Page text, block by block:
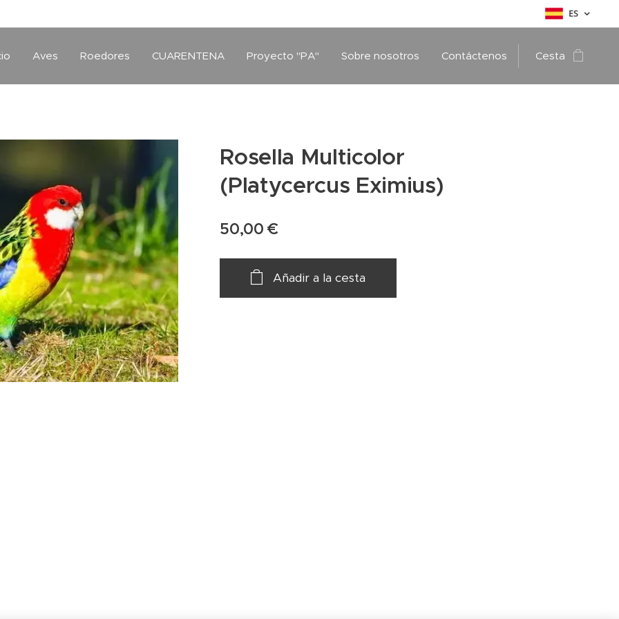
ES
Aves Roedores CUARENTENA Proyecto "PA" Sobre nosotros Contáctenos Cesta
Rosella Multicolor
(Platycercus Eximius)
50,00 €
Añadir a la cesta